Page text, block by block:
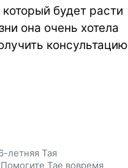
будет расти
она очень хотела
консультацию
летняя Тая
Тае вовремя